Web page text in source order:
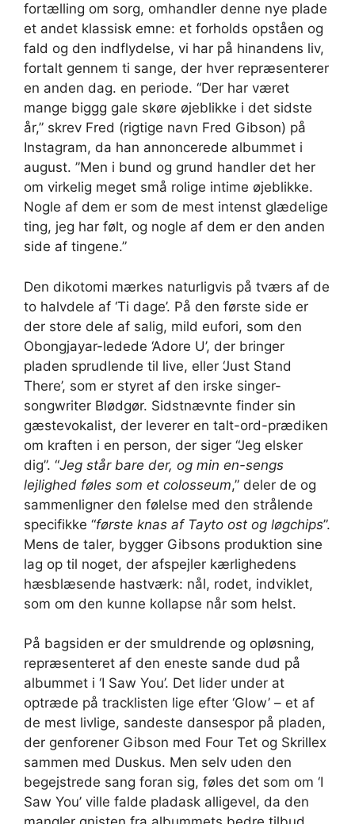
fortælling om sorg, omhandler denne nye plade
et andet klassisk emne: et forholds opståen og
fald og den indflydelse, vi har på hinandens liv,
fortalt gennem ti sange, der hver repræsenterer
en anden dag. en periode. “Der har været
mange biggg gale skøre øjeblikke i det sidste
år,” skrev Fred (rigtige navn Fred Gibson) på
Instagram, da han annoncerede albummet i
august. ”Men i bund og grund handler det her
om virkelig meget små rolige intime øjeblikke.
Nogle af dem er som de mest intenst glædelige
ting, jeg har følt, og nogle af dem er den anden
side af tingene.”
Den dikotomi mærkes naturligvis på tværs af de
to halvdele af ‘Ti dage’. På den første side er
der store dele af salig, mild eufori, som den
Obongjayar-ledede ‘Adore U’, der bringer
pladen sprudlende til live, eller ‘Just Stand
There’, som er styret af den irske singer-
songwriter Blødgør. Sidstnævnte finder sin
gæstevokalist, der leverer en talt-ord-prædiken
om kraften i en person, der siger “Jeg elsker
dig”. “Jeg står bare der, og min en-sengs
lejlighed føles som et colosseum,” deler de og
sammenligner den følelse med den strålende
specifikke “første knas af Tayto ost og løgchips”.
Mens de taler, bygger Gibsons produktion sine
lag op til noget, der afspejler kærlighedens
hæsblæsende hastværk: nål, rodet, indviklet,
som om den kunne kollapse når som helst.
På bagsiden er der smuldrende og opløsning,
repræsenteret af den eneste sande dud på
albummet i ‘I Saw You’. Det lider under at
optræde på tracklisten lige efter ‘Glow’ – et af
de mest livlige, sandeste dansespor på pladen,
der genforener Gibson med Four Tet og Skrillex
sammen med Duskus. Men selv uden den
begejstrede sang foran sig, føles det som om ‘I
Saw You’ ville falde pladask alligevel, da den